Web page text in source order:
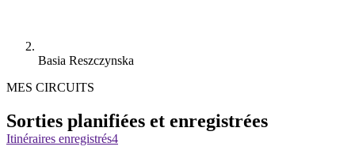
Basia Reszczynska
MES CIRCUITS
Sorties planifiées et enregistrées
Itinéraires enregistrés4